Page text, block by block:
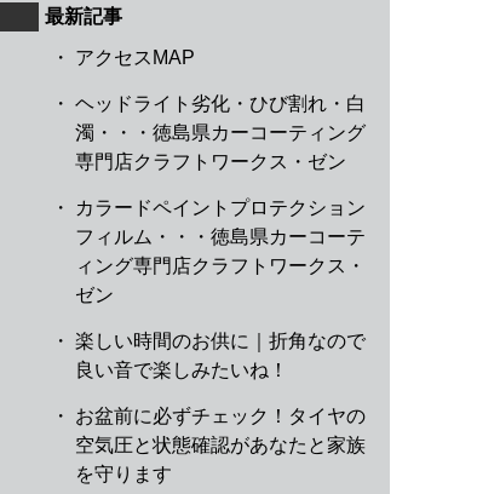
最新記事
・
アクセスMAP
・ ヘッドライト劣化・ひび割れ・白
濁・・・徳島県カーコーティング
専門店クラフトワークス・ゼン
・
カラードペイントプロテクション
フィルム・・・徳島県カーコーテ
ィング専門店クラフトワークス・
ゼン
・ 楽しい時間のお供に｜折角なので
良い音で楽しみたいね！
・
お盆前に必ずチェック！タイヤの
空気圧と状態確認があなたと家族
を守ります